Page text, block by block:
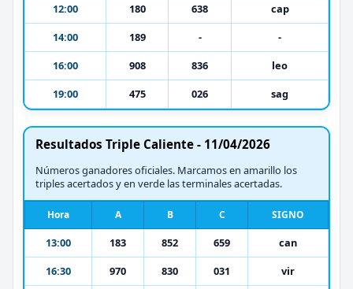
12:00
180 638
cap
14:00
189 -
-
16:00
908 836
leo
19:00
475 026 sag
Resultados Triple Caliente - 11/04/2026
Números ganadores oficiales. Marcamos en amarillo los
triples acertados y en verde las terminales acertadas.
Hora A B C SIGNO
13:00 183 852 659
can
16:30
970 830 031
vir